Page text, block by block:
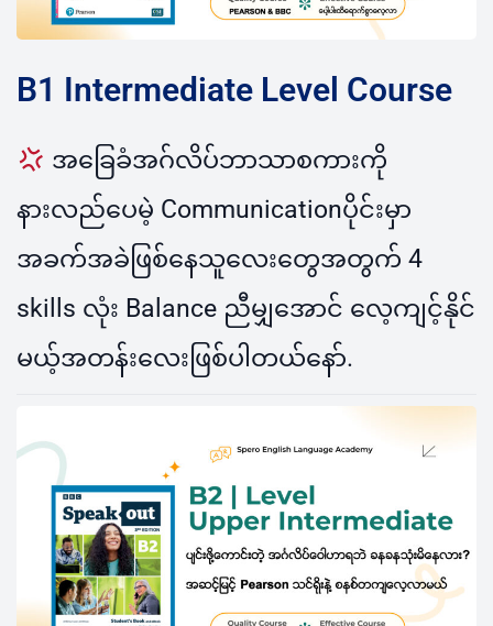
B1 Intermediate Level Course
အခြေခံအဂ်လိပ်ဘာသာစကားကို
နားလည်ပေမဲ့ Communicationပိုင်းမှာ
အခက်အခဲဖြစ်နေသူလေးတွေအတွက် 4
skills လုံး Balance ညီမျှအောင် လေ့ကျင့်နိုင်
မယ့်အတန်းလေးဖြစ်ပါတယ်နော်.